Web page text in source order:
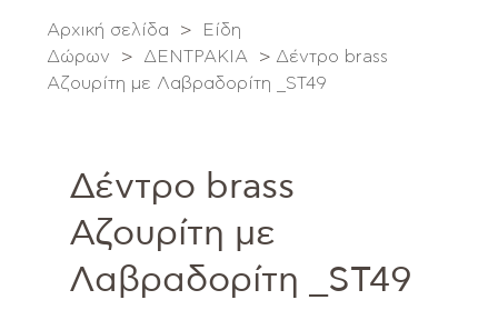
Αρχική σελίδα >
Είδη
Δώρων
> ΔΕΝΤΡΑΚΙΑ > Δέντρο brass
Αζουρίτη με Λαβραδορίτη _ST49
Δέντρο brass
Αζουρίτη με
Λαβραδορίτη _ST49